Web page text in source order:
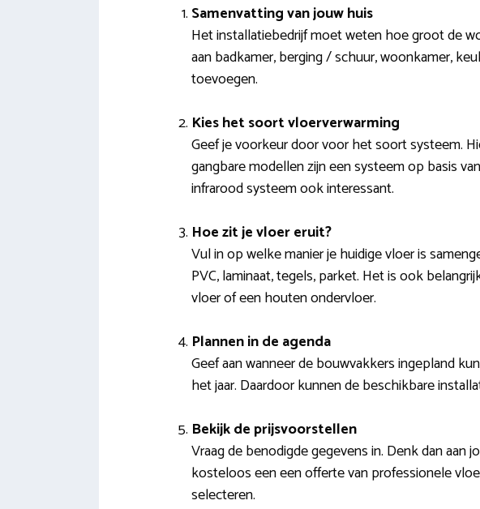
Samenvatting van jouw huis
Het installatiebedrijf moet weten hoe groot de
aan badkamer, berging / schuur, woonkamer,
toevoegen.
Kies het soort vloerverwarming
Geef je voorkeur door voor het soort systeem.
gangbare modellen zijn een systeem op basis
infrarood systeem ook interessant.
Hoe zit je vloer eruit?
Vul in op welke manier je huidige vloer is
PVC, laminaat, tegels, parket. Het is ook
vloer of een houten ondervloer.
Plannen in de agenda
Geef aan wanneer de bouwvakkers ingepland
het jaar. Daardoor kunnen de beschikbare
Bekijk de prijsvoorstellen
Vraag de benodigde gegevens in. Denk dan aan
kosteloos een een offerte van professionele
selecteren.